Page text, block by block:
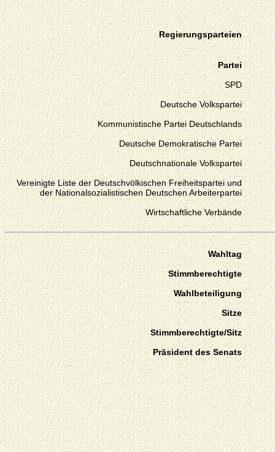
Regierungsparteien
Partei
SPD
Deutsche Volkspartei
Kommunistische Partei Deutschlands
Deutsche Demokratische Partei
Deutschnationale Volkspartei
Vereinigte Liste der Deutschvölkischen Freiheitspartei und
der Nationalsozialistischen Deutschen Arbeiterpartei
Wirtschaftliche Verbände
Wahltag
Stimmberechtigte
Wahlbeteiligung
Sitze
Stimmberechtigte/Sitz
Präsident des Senats